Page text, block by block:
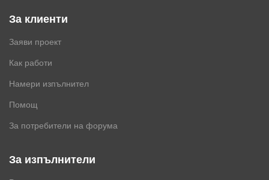
За клиенти
Заяви проект
Как работи
Намери изпълнител
Помощ
За потребители на форума
За изпълнители